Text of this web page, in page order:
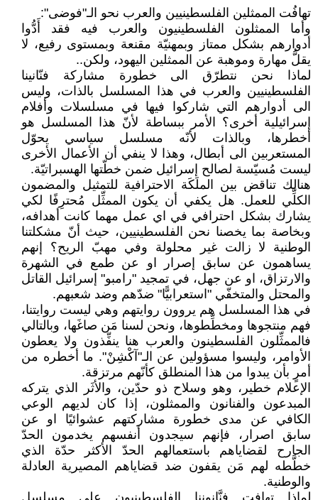
تهافُت الممثلين الفلسطينيين والعرب نحو الـ"فوضى":
وأما الممثلون الفلسطينيون والعرب فيه فقد أَدُّوا
أدوارهم بشكل ممتاز وبمهنيّة مقنعة وبمستوى رفيع، لا
يقلُّ مهارة وموهبة عن الممثلين اليهود، ولكن..
لماذا نحن نتطرّق الى خطورة مشاركة فنّانينا
الفلسطينيين والعرب في هذا المسلسل بالذات، وليس
الى أدوارهم التي شاركوا فيها في مسلسلات وأفلام
إسرائيلية أخرى؟ الأمر ببساطة لأنّ هذا المسلسل هو
أخطرها، وبالذات لأنّه مسلسل سياسي يحوّل
المستعربين الى أبطال، وهذا لا ينفي أن الأعمال الأخرى
ليست مُسيّسة لصالح إسرائيل ضمن خطّتها الهسبراتيّة.
هنالك تناقض بين الملَكَة الاحترافية للتمثيل والمضمون
الكلِّي للعمل. هل يكفي أن يكون الممثِّل مُحترِفًا لكي
يشارك بشكل احترافي في اي عمل مهما كانت أهدافه،
وبخاصة بما يخصنا نحن الفلسطينيين، حيث أنّ مشكلتنا
الوطنية لا زالت غير محلولة وفي مهبّ الريح؟ إنهم
يساهمون عن سابق إصرار او عن طمع في الشهرة
والارتزاق، او عن جهل، في تمجيد "رامبو" إسرائيل القاتل
والمحتل والمتخفّي "استعرابيًّا" ضدّهم وضد شعبهم.
في هذا المسلسل هم يروون روايتهم وهي ليست روايتنا،
فهم منتجوها ومخطِّطوها، ونحن لسنا مَن صاغَها، وبالتالي
فالممثِّلون الفلسطينون والعرب هنا ينفِّذون ولا يعطون
الأوامر، وليسوا مسؤولين عن الـ"آكْشِنْ". ما أخطره من
أمرٍ بأن يبدوا من هذا المنطلق كأنّهم مرتزقة.
الإعلام خطير، وهو وسلاح ذو حدّين، والأثَر الذي يتركه
المبدعون والفنانون والممثلون، إذا كان لديهم الوعي
الكافي عن مدى خطورة مشاركتهم عشوائيًا او عن
سابق اصرار، فإنهم سيجدون أنفسهم يخدمون الحدّ
الجارح لقضاياهم باستعمالهم الحدّ الأكثر حدّة الذي
خطَّطه لهم مَن يقفون ضد قضاياهم المصيرية العادلة
والوطنية.